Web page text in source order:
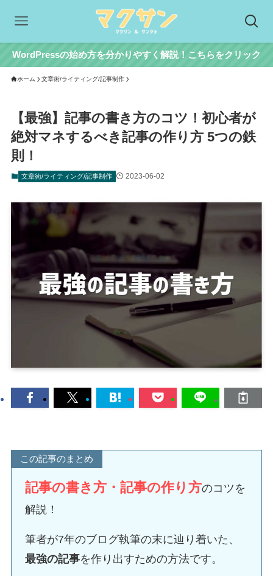
WordPressの始め方を分かりやすく解説！こちらをクリック
ホーム 文章術/ライティング/記事制作
【最強】記事の書き方のコツ！初心者が
絶対マネするべき記事の作り方 5つの鉄
則！
文章術/ライティング/記事制作 2023-06-02
この記事のまとめ
記事の書き方・記事の作り方のコツを
解説！
筆者が7年のブログ執筆の末に辿り着いた、
最強の記事を作り出すための方法です。